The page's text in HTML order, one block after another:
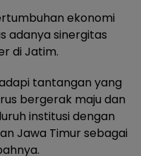
ekonomi
adanya sinergitas
di Jatim.
tantangan yang
bergerak maju dan
institusi dengan
Jawa Timur sebagai